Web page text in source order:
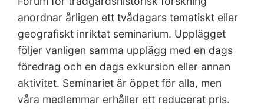
anordnar årligen ett tvådagars tematiskt eller
geografiskt inriktat seminarium. Upplägget
följer vanligen samma upplägg med en dags
föredrag och en dags exkursion eller annan
aktivitet. Seminariet är öppet för alla, men
våra medlemmar erhåller ett reducerat pris.